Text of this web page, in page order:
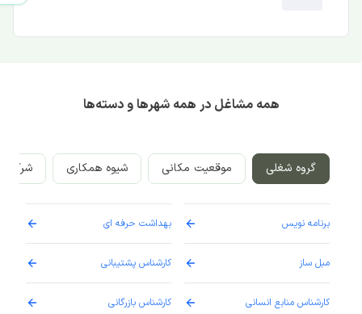
همه مشاغل در همه شهرها و دسته‌ها
گروه شغلی موقعیت مکانی شیوه همکاری
برنامه نویس
مبل ساز
کارشناس منابع انسانی
بهداشت حرفه ای
کارشناس پشتیبانی
کارشناس بازرگانی